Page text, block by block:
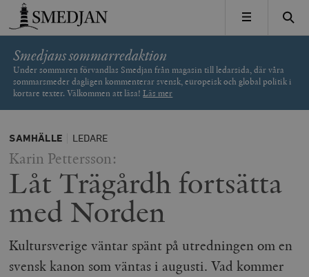
Timbro
MENY
Smedjans sommarredaktion
Under sommaren förvandlas Smedjan från magasin till ledarsida, där våra
sommarsmeder dagligen kommenterar svensk, europeisk och global politik i
kortare texter. Välkommen att läsa!Läs mer
SAMHÄLLE LEDARE
Karin Pettersson:
Låt Trägårdh fortsätta
med Norden
Kultursverige väntar spänt på utredningen om en
svensk kanon som väntas i augusti. Vad kommer